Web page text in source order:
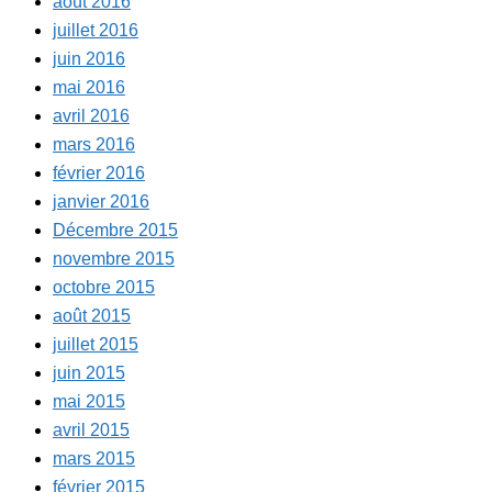
juillet 2016
juin 2016
mai 2016
avril 2016
mars 2016
février 2016
janvier 2016
Décembre 2015
novembre 2015
octobre 2015
août 2015
juillet 2015
juin 2015
mai 2015
avril 2015
mars 2015
février 2015